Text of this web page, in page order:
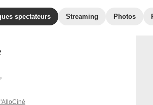
spectateurs Streaming Photos